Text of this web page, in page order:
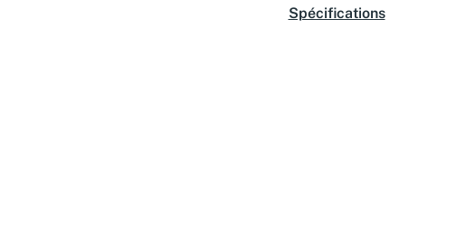
Spécifications